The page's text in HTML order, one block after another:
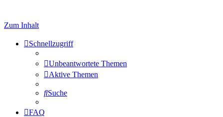
Zum Inhalt
Schnellzugriff
Unbeantwortete Themen
Aktive Themen
Suche
FAQ